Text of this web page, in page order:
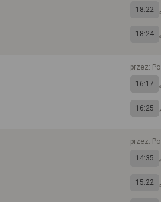
18:22
18:24
przez:
16:17
16:25
przez:
14:35
15:22